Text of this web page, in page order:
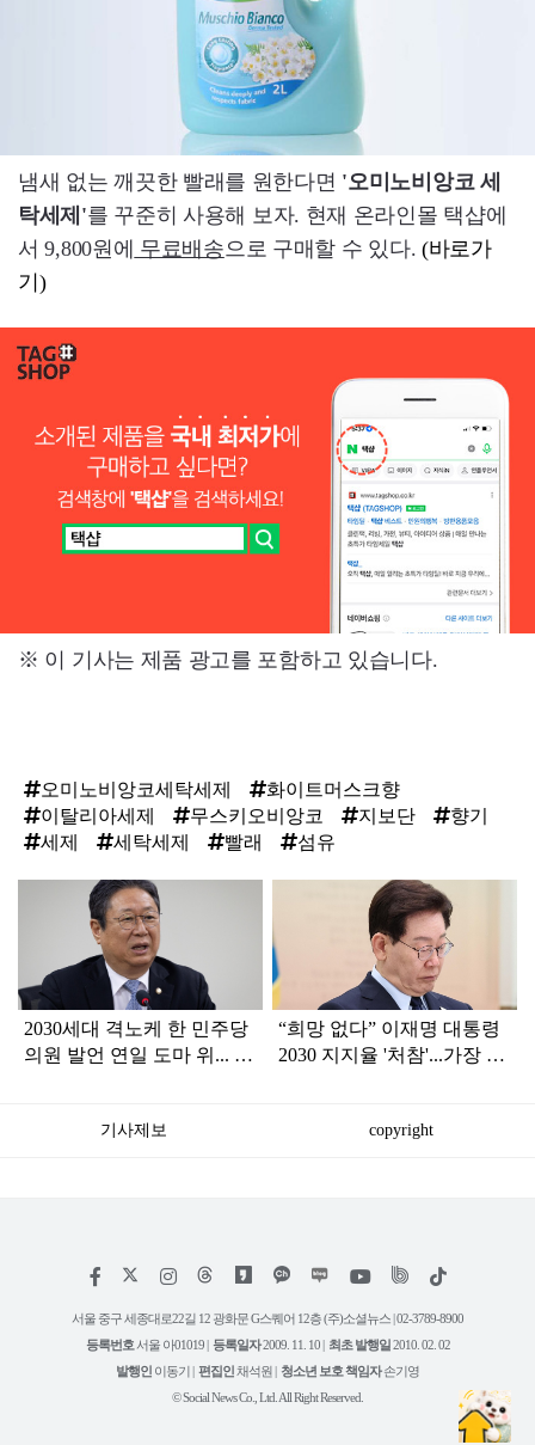
냄새 없는 깨끗한 빨래를 원한다면 '오미노비앙코 세
탁세제'를 꾸준히 사용해 보자. 현재 온라인몰 택샵에
서 9,800원에 무료배송으로 구매할 수 있다. (바로가
기)
※ 이 기사는 제품 광고를 포함하고 있습니다.
오미노비앙코세탁세제
화이트머스크향
이탈리아세제
무스키오비앙코 지보단
향기
세제
세탁세제 빨래 섬유
2030세대 격노케 한 민주당
의원 발언 연일 도마 위... 조
“희망 없다” 이재명 대통령
2030 지지율 '처참'...가장 큰
기사제보 copyright
페
스
인
타
램
위
트
유
튜
틱
서울 중구 세종대로22길 12 광화문 G스퀘어 12층 (주)소셜뉴스 | 02-3789-8900
등록번호 서울 아01019 | 등록일자2009. 11. 10 | 최초 발행일2010. 02. 02
발행인 이동기 | 편집인채석원 | 청소년 보호 책임자손기영
© Social News Co., Ltd. All Right Reserved.